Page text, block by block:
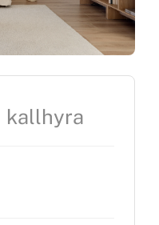
kallhyra